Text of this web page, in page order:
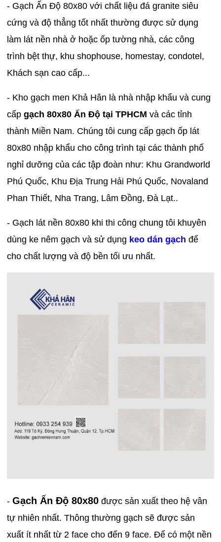
- Gạch Ấn Độ 80x80 với chất liệu đá granite siêu
cứng và độ thẳng tốt nhất thường được sử dụng
làm lát nền nhà ở hoặc ốp tường nhà, các công
trình bệt thự, khu shophouse, homestay, condotel,
Khách sạn cao cấp...
- Kho gạch men Khả Hân là nhà nhập khẩu và cung
cấpgạch 80x80 Ấn Độ tại TPHCM và các tỉnh
thành Miền Nam. Chúng tôi cung cấp gạch ốp lát
80x80 nhập khẩu cho công trình tại các thành phố
nghỉ dưỡng của các tập đoàn như: Khu Grandworld
Phú Quốc, Khu Địa Trung Hải Phú Quốc, Novaland
Phan Thiết, Nha Trang, Lâm Đồng, Đà Lạt..
- Gạch lát nền 80x80 khi thi công chung tôi khuyên
dùng ke nêm gạch và sử dụng keo dán gạch để
cho chất lượng và độ bền tối ưu nhất.
-Gạch Ấn Độ 80x80 được sản xuất theo hệ vân
tự nhiên nhất. Thông thường gạch sẽ được sản
xuất ít nhất từ 2 face cho đến 9 face. Để có một nền